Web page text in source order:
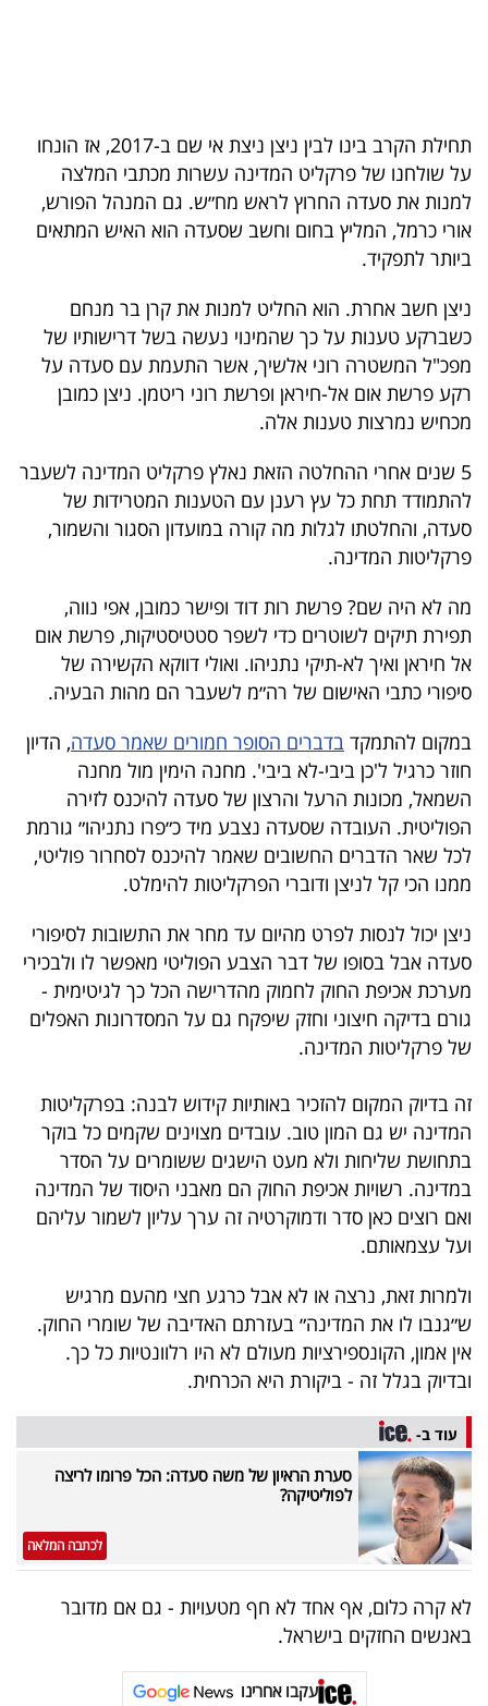
פודקאסט
40
UNDER
40
שיתופי
פעולה
דרושים
ניוזלטרים
מייל
אדום
פרסמו
באייס
עקבו
אחרינו:
תחילת הקרב בינו לבין ניצן ניצת אי שם ב-2017, אז הונחו
על שולחנו של פרקליט המדינה עשרות מכתבי המלצה
למנות את סעדה החרוץ לראש מח״ש. גם המנהל הפורש,
אורי כרמל, המליץ בחום וחשב שסעדה הוא האיש המתאים
ביותר לתפקיד.
ניצן חשב אחרת. הוא החליט למנות את קרן בר מנחם
כשברקע טענות על כך שהמינוי נעשה בשל דרישותיו של
מפכ"ל המשטרה רוני אלשיך, אשר התעמת עם סעדה על
רקע פרשת אום אל-חיראן ופרשת רוני ריטמן. ניצן כמובן
מכחיש נמרצות טענות אלה.
5 שנים אחרי ההחלטה הזאת נאלץ פרקליט המדינה לשעבר
להתמודד תחת כל עץ רענן עם הטענות המטרידות של
סעדה, והחלטתו לגלות מה קורה במועדון הסגור והשמור,
פרקליטות המדינה.
מה לא היה שם? פרשת רות דוד ופישר כמובן, אפי נווה,
תפירת תיקים לשוטרים כדי לשפר סטטיסטיקות, פרשת אום
אל חיראן ואיך לא-תיקי נתניהו. ואולי דווקא הקשירה של
סיפורי כתבי האישום של רה״מ לשעבר הם מהות הבעיה.
במקום להתמקד בדברים הסופר חמורים שאמר סעדה, הדיון
חוזר כרגיל ל'כן ביבי-לא ביבי'. מחנה הימין מול מחנה
השמאל, מכונות הרעל והרצון של סעדה להיכנס לזירה
הפוליטית. העובדה שסעדה נצבע מיד כ״פרו נתניהו״ גורמת
לכל שאר הדברים החשובים שאמר להיכנס לסחרור פוליטי,
ממנו הכי קל לניצן ודוברי הפרקליטות להימלט.
ניצן יכול לנסות לפרט מהיום עד מחר את התשובות לסיפורי
סעדה אבל בסופו של דבר הצבע הפוליטי מאפשר לו ולבכירי
מערכת אכיפת החוק לחמוק מהדרישה הכל כך לגיטימית -
גורם בדיקה חיצוני וחזק שיפקח גם על המסדרונות האפלים
של פרקליטות המדינה.
זה בדיוק המקום להזכיר באותיות קידוש לבנה: בפרקליטות
המדינה יש גם המון טוב. עובדים מצוינים שקמים כל בוקר
בתחושת שליחות ולא מעט הישגים ששומרים על הסדר
במדינה. רשויות אכיפת החוק הם מאבני היסוד של המדינה
ואם רוצים כאן סדר ודמוקרטיה זה ערך עליון לשמור עליהם
ועל עצמאותם.
ולמרות זאת, נרצה או לא אבל כרגע חצי מהעם מרגיש
ש״גנבו לו את המדינה״ בעזרתם האדיבה של שומרי החוק.
אין אמון, הקונספירציות מעולם לא היו רלוונטיות כל כך.
ובדיוק בגלל זה - ביקורת היא הכרחית.
עוד ב-
סערת הראיון של משה סעדה: הכל פרומו לריצה
לפוליטיקה?
לכתבה המלאה
לא קרה כלום, אף אחד לא חף מטעויות - גם אם מדובר
באנשים החזקים בישראל.
עקבו אחרינו